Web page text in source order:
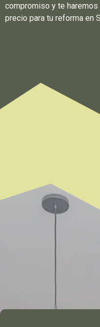
compromiso y te
precio para tu reforma en